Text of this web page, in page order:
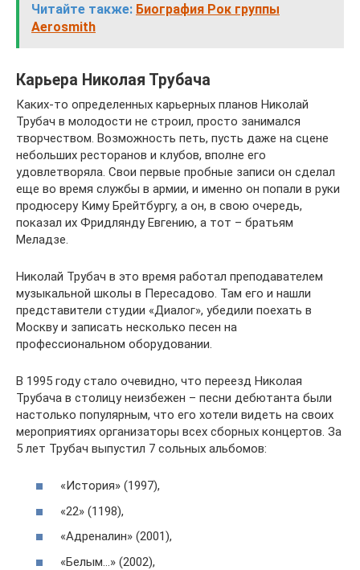
Читайте также: Биография Рок группы
Aerosmith
Карьера Николая Трубача
Каких-то определенных карьерных планов Николай
Трубач в молодости не строил, просто занимался
творчеством. Возможность петь, пусть даже на сцене
небольших ресторанов и клубов, вполне его
удовлетворяла. Свои первые пробные записи он сделал
еще во время службы в армии, и именно он попали в руки
продюсеру Киму Брейтбургу, а он, в свою очередь,
показал их Фридлянду Евгению, а тот – братьям
Меладзе.
Николай Трубач в это время работал преподавателем
музыкальной школы в Пересадово. Там его и нашли
представители студии «Диалог», убедили поехать в
Москву и записать несколько песен на
профессиональном оборудовании.
В 1995 году стало очевидно, что переезд Николая
Трубача в столицу неизбежен – песни дебютанта были
настолько популярным, что его хотели видеть на своих
мероприятиях организаторы всех сборных концертов. За
5 лет Трубач выпустил 7 сольных альбомов:
«История» (1997),
«22» (1198),
«Адреналин» (2001),
«Белым…» (2002),